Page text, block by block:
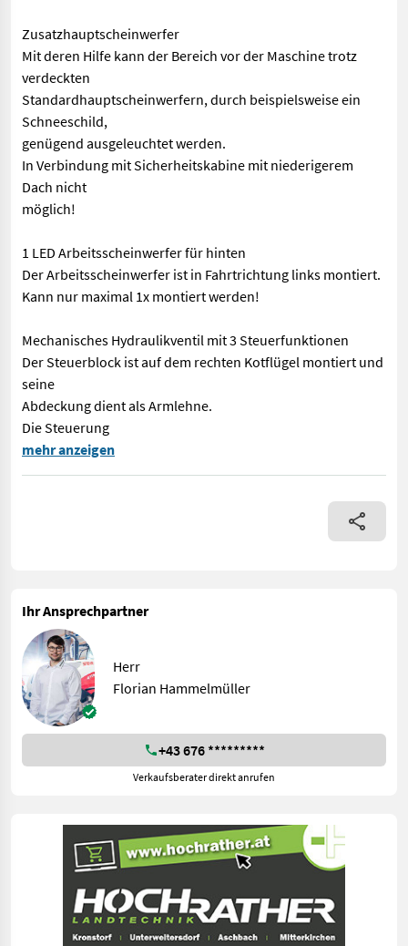
Zusatzhauptscheinwerfer
Mit deren Hilfe kann der Bereich vor der Maschine trotz
verdeckten
Standardhauptscheinwerfern, durch beispielsweise ein
Schneeschild,
genügend ausgeleuchtet werden.
In Verbindung mit Sicherheitskabine mit niederigerem
Dach nicht
möglich!
1 LED Arbeitsscheinwerfer für hinten
Der Arbeitsscheinwerfer ist in Fahrtrichtung links montiert.
Kann nur maximal 1x montiert werden!
Mechanisches Hydraulikventil mit 3 Steuerfunktionen
Der Steuerblock ist auf dem rechten Kotflügel montiert und
seine
Abdeckung dient als Armlehne.
Die Steuerung
Grundmaschine TM 3267 AHLK (mit Kabine) mit neuer
mehr anzeigen
Ihr Ansprechpartner
Herr
Florian Hammelmüller
+43 676 *********
Verkaufsberater direkt anrufen